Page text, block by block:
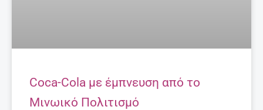
Coca-Cola με έμπνευση από το
Μινωικό Πολιτισμό